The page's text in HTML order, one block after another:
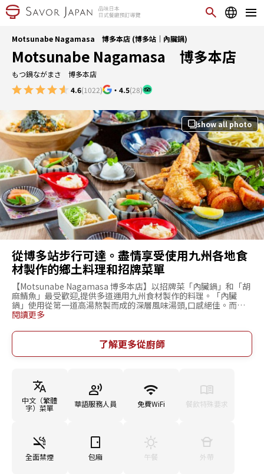
Motsunabe Nagamasa 博多本店 (博多站｜內臟鍋)
Motsunabe Nagamasa 博多本店
もつ鍋ながまさ 博多本店
4.6(1022) ・ 4.5(28)
show all photo
從博多站步行可達。盡情享受使用九州各地食
材製作的鄉土料理和招牌菜單
【Motsunabe Nagamasa 博多本店】以招牌菜「內臟鍋」和「胡
麻鯖魚」最受歡迎,提供多道運用九州食材製作的料理。「內臟
鍋」使用從第一道高湯熬製而成的深層風味湯頭,口感絕佳。而使
用新鮮鯖魚製作的「胡麻鯖魚」則能享受到獨特的風味和口感。這
理。從套餐到單點都有廣泛選擇,特別是可在當天預約的「含喝到
飽的當日內臟鍋套餐」,是一個人也能享受的自豪套餐。因此,無論
是一個人,還是朋友聚會、約會或家庭聚餐,都能在這里悠閒度過。
閱讀更多
了解更多從廚師
中文（繁體
字）菜單 華語服務人員 免費WiFi 餐飲特殊要求
全面禁煙 包廂 午餐 外帶